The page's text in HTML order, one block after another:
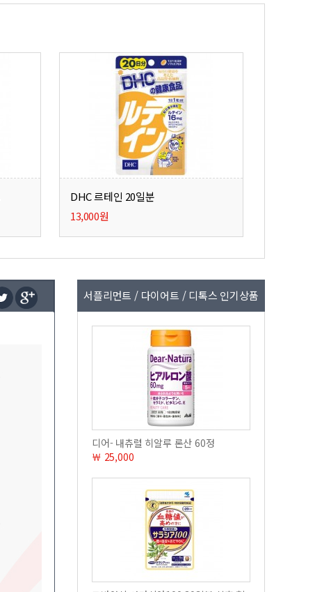
DHC 르테인 20일분
13,000원
서플리먼트 / 다이어트 / 디톡스 인기상품
디어- 내츄럴 히알루 론산 60정
￦ 25,000